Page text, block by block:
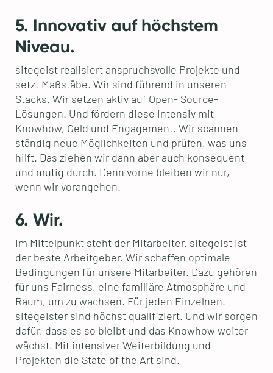
5. Innovativ auf höchstem
Niveau.
sitegeist realisiert anspruchsvolle Projekte und
setzt Maßstäbe. Wir sind führend in unseren
Stacks. Wir setzen aktiv auf Open- Source-
Lösungen. Und fördern diese intensiv mit
Knowhow, Geld und Engagement. Wir scannen
ständig neue Möglichkeiten und prüfen, was uns
hilft. Das ziehen wir dann aber auch konsequent
und mutig durch. Denn vorne bleiben wir nur,
wenn wir vorangehen.
6. Wir.
Im Mittelpunkt steht der Mitarbeiter. sitegeist ist
der beste Arbeitgeber. Wir schaffen optimale
Bedingungen für unsere Mitarbeiter. Dazu gehören
für uns Fairness, eine familiäre Atmosphäre und
Raum, um zu wachsen. Für jeden Einzelnen.
sitegeister sind höchst qualifiziert. Und wir sorgen
dafür, dass es so bleibt und das Knowhow weiter
wächst. Mit intensiver Weiterbildung und
Projekten die State of the Art sind.